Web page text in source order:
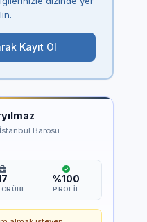
Kayıt Ol
İstanbul Barosu
%100
PROFIL